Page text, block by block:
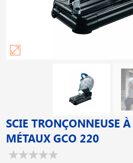
SCIE TRONÇONNEUSE À
MÉTAUX GCO 220